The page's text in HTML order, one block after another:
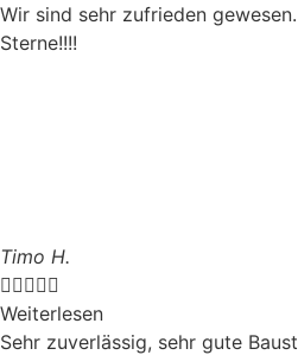
Wir sind sehr zufrieden
Sterne!!!!
Timo H.

Weiterlesen
Sehr zuverlässig, sehr gute